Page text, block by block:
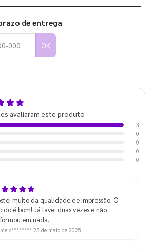
de entrega
OK
avaliaram este produto
3
0
0
0
0
muito da qualidade de impressão. O
é bom! Já lavei duas vezes e não
em nada.
23 de maio de 2025